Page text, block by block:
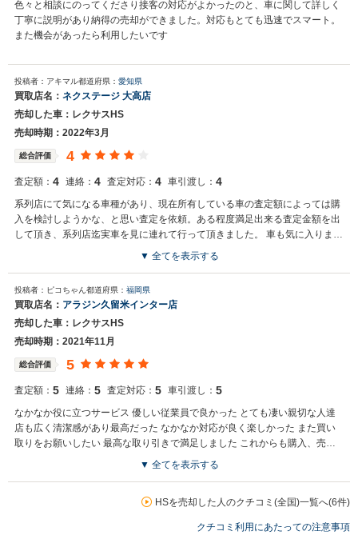
色々と相談にのってくださり接客の対応がよかったのと、車に関して詳しく
丁寧に説明があり納得の売却ができました。対応もとても迅速でスマート。
また機会があったら利用したいです
投稿者：アキマル都道府県： 愛知県
買取店名： ネクステージ 大高店
売却した車：レクサスHS
売却時期：2022年3月
総合評価 4
査定額： 4 連絡： 4 査定対応： 4 車引渡し： 4
系列店にて気になる車種があり、現在所有している車の査定額によっては購
入を検討しようかな、と思い査定を依頼。ある程度満足出来る査定金額を出
して頂き、系列店迄実車を見に連れて行って頂きました。 車も気に入りまし
たし、担当の方の対応も良かったので、その場にて契約完了。次回も又お世
買取店からの返信
お世話になっております。 株式会社ネクステージでございます。 この
度はネクステージをご利用いただきまして誠にありがとうございまし
た。 弊社では買取だけではなく、販売もメインで行っている会社とな
ります。 ファミリー向けのミニバンタイプのお車の他にもSUVタイ
ーンでのお車のご紹介が可能となっております。 また、弊社では日本
全国に展開している為、ご希望の車種が最寄りの店舗にない場合でも
ら、その際も是非ネクステージをご利用いただけますと幸いでござい
ます。 今後とも宜しくお願い申し上げます。
▼ 全てを表示する
投稿者：ピコちゃん都道府県： 福岡県
買取店名： アラジン久留米インター店
売却した車：レクサスHS
売却時期：2021年11月
総合評価 5
査定額： 5 連絡： 5 査定対応： 5 車引渡し： 5
なかなか役に立つサービス 優しい従業員で良かった とても凄い親切な人達
店も広く清潔感があり最高だった なかなか対応が良く楽しかった また買い
取りをお願いしたい 最高な取り引きで満足しました これからも購入、売却
▼ 全てを表示する
HSを売却した人のクチコミ(全国)一覧へ(6件)
クチコミ利用にあたっての注意事項